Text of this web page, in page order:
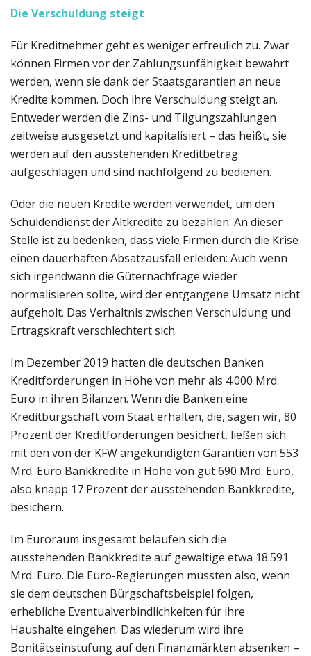
Die Verschuldung steigt
Für Kreditnehmer geht es weniger erfreulich zu. Zwar
können Firmen vor der Zahlungsunfähigkeit bewahrt
werden, wenn sie dank der Staatsgarantien an neue
Kredite kommen. Doch ihre Verschuldung steigt an.
Entweder werden die Zins- und Tilgungszahlungen
zeitweise ausgesetzt und kapitalisiert – das heißt, sie
werden auf den ausstehenden Kreditbetrag
aufgeschlagen und sind nachfolgend zu bedienen.
Oder die neuen Kredite werden verwendet, um den
Schuldendienst der Altkredite zu bezahlen. An dieser
Stelle ist zu bedenken, dass viele Firmen durch die Krise
einen dauerhaften Absatzausfall erleiden: Auch wenn
sich irgendwann die Güternachfrage wieder
normalisieren sollte, wird der entgangene Umsatz nicht
aufgeholt. Das Verhältnis zwischen Verschuldung und
Ertragskraft verschlechtert sich.
Im Dezember 2019 hatten die deutschen Banken
Kreditforderungen in Höhe von mehr als 4.000 Mrd.
Euro in ihren Bilanzen. Wenn die Banken eine
Kreditbürgschaft vom Staat erhalten, die, sagen wir, 80
Prozent der Kreditforderungen besichert, ließen sich
mit den von der KFW angekündigten Garantien von 553
Mrd. Euro Bankkredite in Höhe von gut 690 Mrd. Euro,
also knapp 17 Prozent der ausstehenden Bankkredite,
besichern.
Im Euroraum insgesamt belaufen sich die
ausstehenden Bankkredite auf gewaltige etwa 18.591
Mrd. Euro. Die Euro-Regierungen müssten also, wenn
sie dem deutschen Bürgschaftsbeispiel folgen,
erhebliche Eventualverbindlichkeiten für ihre
Haushalte eingehen. Das wiederum wird ihre
Bonitätseinstufung auf den Finanzmärkten absenken –